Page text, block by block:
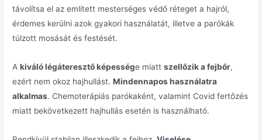
távolítsa el az említett mesterséges védő réteget a hajról,
érdemes kerülni azok gyakori használatát, illetve a parókák
túlzott mosását és festését.
Akiváló légáteresztő képessége miattszellőzik a fejbőr,
ezért nem okoz hajhullást.Mindennapos használatra
alkalmas. Chemoterápiás parókaként, valamint Covid fertőzés
miatt bekövetkezett hajhullás esetén is használható.